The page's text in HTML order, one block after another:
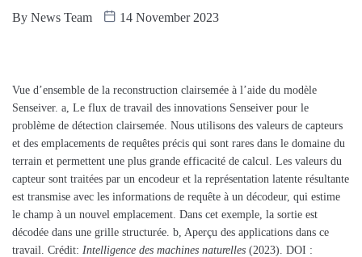
By News Team 14 November 2023
Vue d’ensemble de la reconstruction clairsemée à l’aide du modèle
Senseiver. a, Le flux de travail des innovations Senseiver pour le
problème de détection clairsemée. Nous utilisons des valeurs de capteurs
et des emplacements de requêtes précis qui sont rares dans le domaine du
terrain et permettent une plus grande efficacité de calcul. Les valeurs du
capteur sont traitées par un encodeur et la représentation latente résultante
est transmise avec les informations de requête à un décodeur, qui estime
le champ à un nouvel emplacement. Dans cet exemple, la sortie est
décodée dans une grille structurée. b, Aperçu des applications dans ce
travail. Crédit: Intelligence des machines naturelles (2023). DOI :